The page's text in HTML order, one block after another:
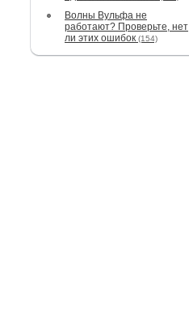
Волны Вульфа не
работают? Проверьте, нет
ли этих ошибок (154)